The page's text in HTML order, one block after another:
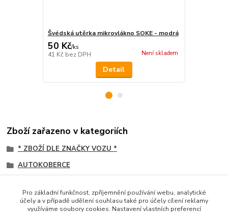
Švédská utěrka mikrovlákno SOKE - modrá
50 Kč/ks
41 Kč bez DPH Není skladem
Detail
Zboží zařazeno v kategoriích
* ZBOŽÍ DLE ZNAČKY VOZU *
AUTOKOBERCE
koženka PROŠITÁ ČTVERCOVÝ vzor
Pro základní funkčnost, zpříjemnění používání webu, analytické
účely a v případě udělení souhlasu také pro účely cílení reklamy
využíváme soubory cookies. Nastavení vlastních preferencí